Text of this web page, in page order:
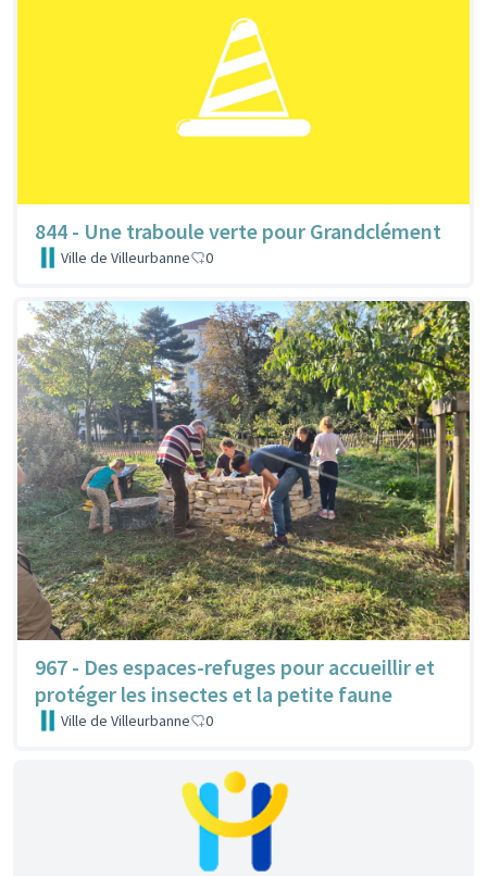
844 - Une traboule verte pour Grandclément
Ville de Villeurbanne 0
967 - Des espaces-refuges pour accueillir et
protéger les insectes et la petite faune
Ville de Villeurbanne 0